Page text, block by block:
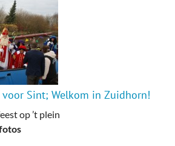
Sint; Welkom in Zuidhorn!
op ’t plein